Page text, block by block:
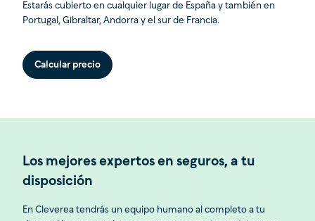
Estarás cubierto en cualquier lugar de España y también en
Portugal, Gibraltar, Andorra y el sur de Francia.
Calcular precio
Los mejores expertos en seguros, a tu
disposición
En Cleverea tendrás un equipo humano al completo a tu